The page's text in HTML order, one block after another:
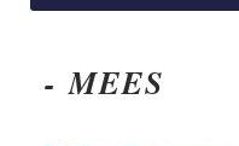
- MEES